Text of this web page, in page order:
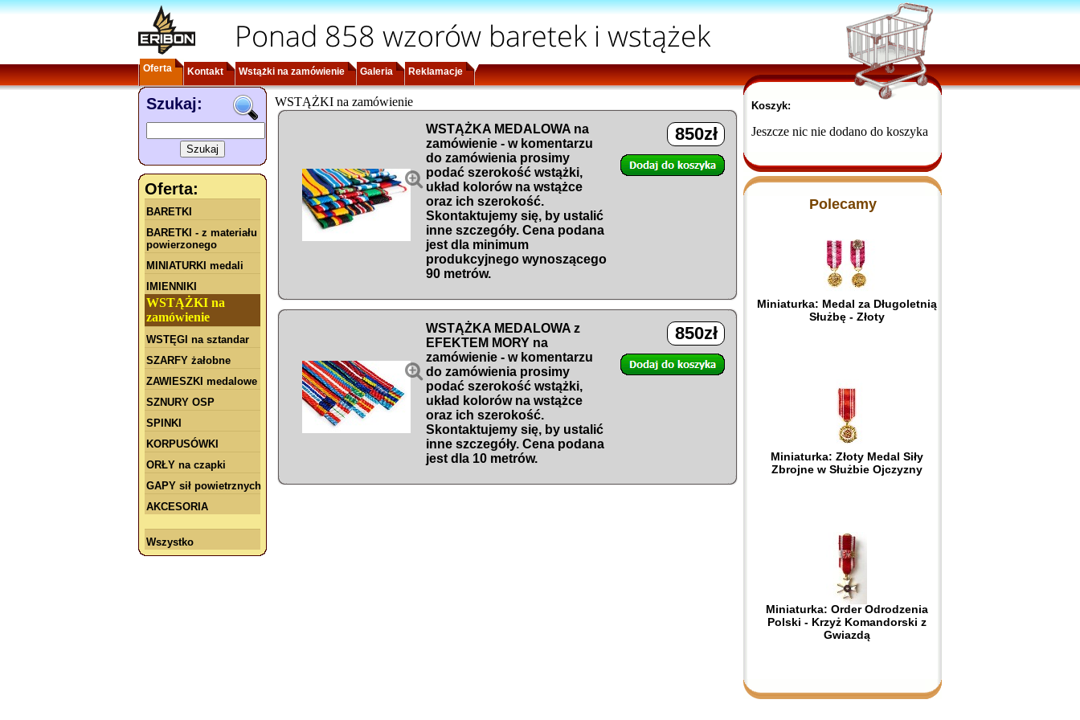
Ponad 858 wzorów baretek i wstążek
Oferta Kontakt Wstążki na zamówienie Galeria Reklamacje
Szukaj:
Oferta:
BARETKI
BARETKI - z materiału
powierzonego
MINIATURKI medali
IMIENNIKI
WSTĄŻKI na
zamówienie
WSTĘGI na sztandar
SZARFY żałobne
ZAWIESZKI medalowe
SZNURY OSP
SPINKI
KORPUSÓWKI
ORŁY na czapki
GAPY sił powietrznych
AKCESORIA
Wszystko
WSTĄŻKI na zamówienie

WSTĄŻKA MEDALOWA na
zamówienie - w komentarzu
do zamówienia prosimy
podać szerokość wstążki,
układ kolorów na wstążce
oraz ich szerokość.
Skontaktujemy się, by ustalić
inne szczegóły. Cena podana
jest dla minimum
produkcyjnego wynoszącego
90 metrów.
850zł

WSTĄŻKA MEDALOWA z
EFEKTEM MORY na
zamówienie - w komentarzu
do zamówienia prosimy
podać szerokość wstążki,
układ kolorów na wstążce
oraz ich szerokość.
Skontaktujemy się, by ustalić
inne szczegóły. Cena podana
jest dla 10 metrów.
850zł
Koszyk:
Jeszcze nic nie dodano do koszyka
Polecamy
Miniaturka: Medal za Długoletnią
Służbę - Złoty
Miniaturka: Złoty Medal Siły
Zbrojne w Służbie Ojczyzny
Miniaturka: Order Odrodzenia
Polski - Krzyż Komandorski z
Gwiazdą